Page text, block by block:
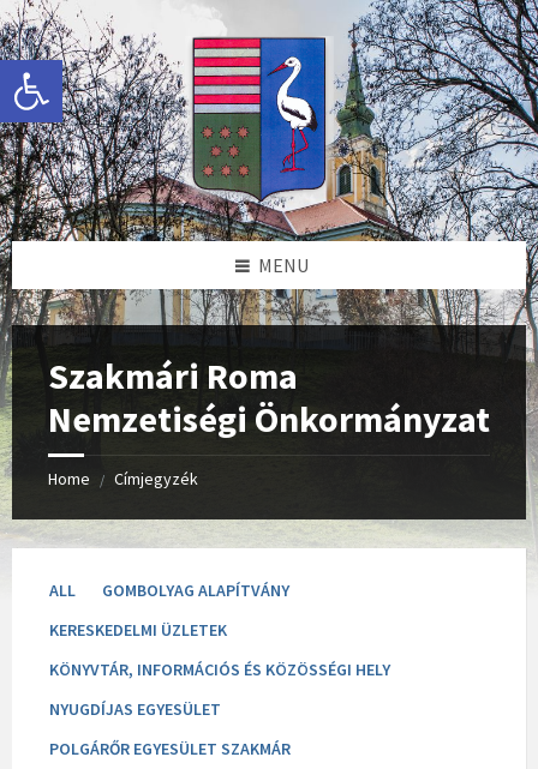
Eszköztár megnyitása
Skip
to
content
Skip
to
left
sidebar
Skip
to
right
sidebar
Skip
to
footer
MENU
Szakmári Roma
Nemzetiségi Önkormányzat
Home / Címjegyzék
ALL
GOMBOLYAG ALAPÍTVÁNY
KERESKEDELMI ÜZLETEK
KÖNYVTÁR, INFORMÁCIÓS ÉS KÖZÖSSÉGI HELY
NYUGDÍJAS EGYESÜLET
POLGÁRŐR EGYESÜLET SZAKMÁR